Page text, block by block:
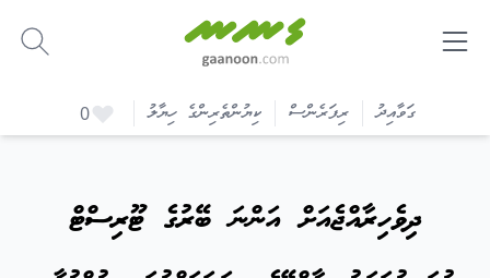
ގަވާއިދު ރިފަރެންސް ކިޔުންތެރިންގެ ހިޔާލު 0
ދިވެހިރާއްޖެއަށް އަންނަ ބޭރުގެ ޓޫރިސްޓް